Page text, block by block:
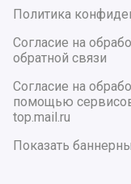
Политика
Согласие на
обратной связи
Согласие на
помощью
top.mail.ru
Показать